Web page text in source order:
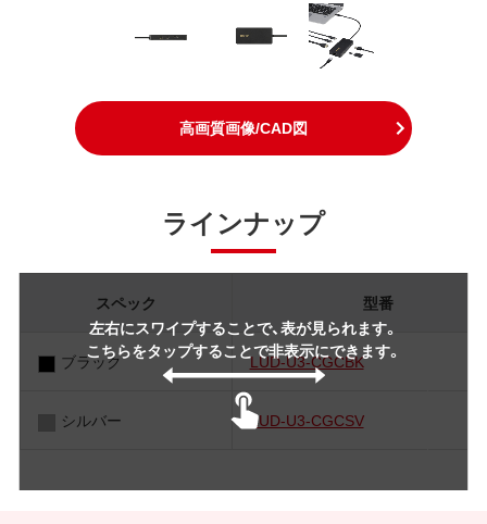
高画質画像/CAD図
ラインナップ
左右にスワイプすることで、表が見られます。
こちらをタップすることで非表示にできます。
スペック 型番
ブラック LUD-U3-CGCBK
シルバー LUD-U3-CGCSV